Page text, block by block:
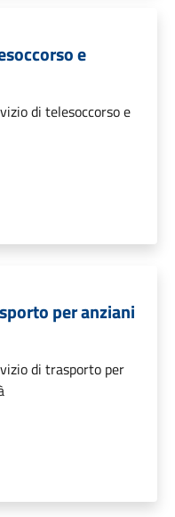
e
di telesoccorso e
per anziani
di trasporto per